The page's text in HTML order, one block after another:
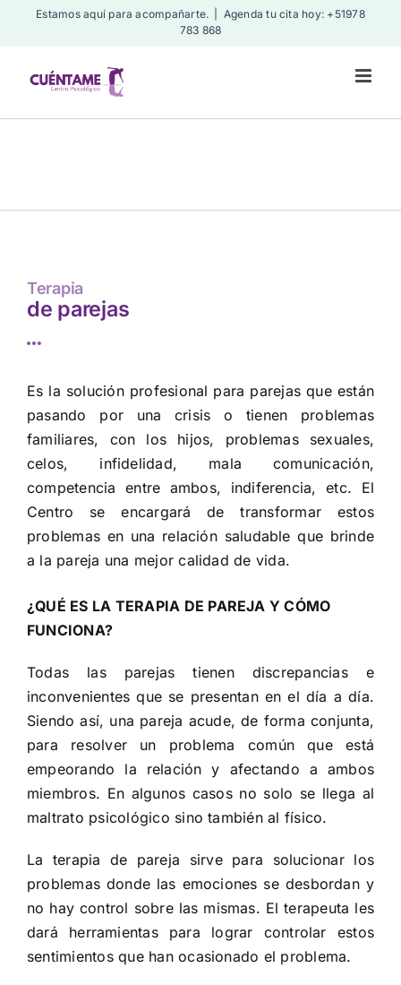
Estamos aquí para acompañarte.
Agenda tu cita hoy: +51978
783 868
Terapia
de parejas
Es la solución profesional para parejas que están
pasando por una crisis o tienen problemas
familiares, con los hijos, problemas sexuales,
celos, infidelidad, mala comunicación,
competencia entre ambos, indiferencia, etc. El
Centro se encargará de transformar estos
problemas en una relación saludable que brinde
a la pareja una mejor calidad de vida.
¿QUÉ ES LA TERAPIA DE PAREJA Y CÓMO
FUNCIONA?
Todas las parejas tienen discrepancias e
inconvenientes que se presentan en el día a día.
Siendo así, una pareja acude, de forma conjunta,
para resolver un problema común que está
empeorando la relación y afectando a ambos
miembros. En algunos casos no solo se llega al
maltrato psicológico sino también al físico.
La terapia de pareja sirve para solucionar los
problemas donde las emociones se desbordan y
no hay control sobre las mismas. El terapeuta les
dará herramientas para lograr controlar estos
sentimientos que han ocasionado el problema.